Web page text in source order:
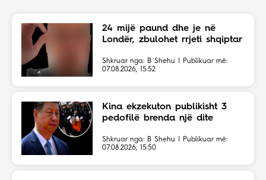
24 mijë paund dhe je në
Londër, zbulohet rrjeti shqiptar
Shkruar nga: B Shehu | Publikuar më:
07.08.2026, 15:52
Kina ekzekuton publikisht 3
pedofilë brenda një dite
Shkruar nga: B Shehu | Publikuar më:
07.08.2026, 15:50